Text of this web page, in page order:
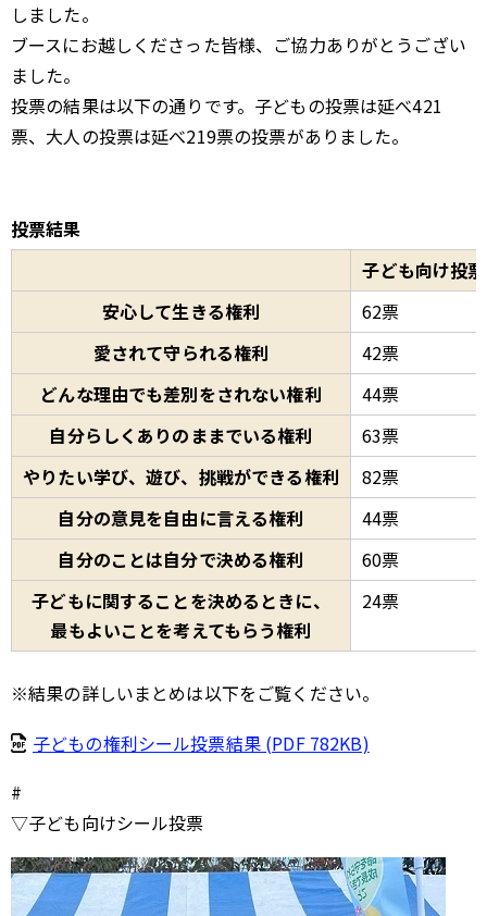
しました。
ブースにお越しくださった皆様、ご協力ありがとうござい
ました。
投票の結果は以下の通りです。子どもの投票は延べ421
票、大人の投票は延べ219票の投票がありました。
投票結果
子ども向け投票
安心して生きる権利
62票
愛されて守られる権利
42票
どんな理由でも差別をされない権利
44票
自分らしくありのままでいる権利
63票
やりたい学び、遊び、挑戦ができる権利
82票
自分の意見を自由に言える権利
44票
自分のことは自分で決める権利
60票
子どもに関することを決めるときに、
最もよいことを考えてもらう権利
24票
※結果の詳しいまとめは以下をご覧ください。
子どもの権利シール投票結果 (PDF 782KB)
#
▽子ども向けシール投票